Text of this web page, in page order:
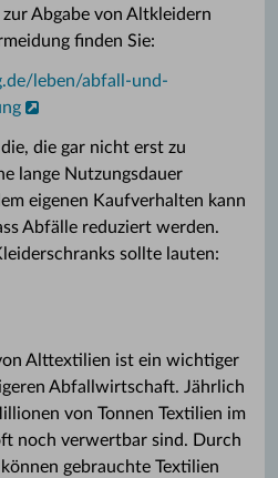
Abgabe von Altkleidern
finden Sie:
leben/abfall-und-
die gar nicht erst zu
lange Nutzungsdauer
eigenen Kaufverhalten kann
Abfälle reduziert werden.
sollte lauten:
Alttextilien ist ein wichtiger
Abfallwirtschaft. Jährlich
von Tonnen Textilien im
noch verwertbar sind. Durch
gebrauchte Textilien